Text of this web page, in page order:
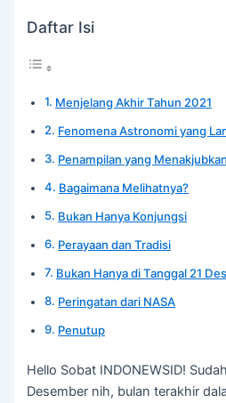
Daftar Isi
Menjelang Akhir Tahun 2021
Fenomena Astronomi yang
Penampilan yang Menakjubkan
Bagaimana Melihatnya?
Bukan Hanya Konjungsi
Perayaan dan Tradisi
Bukan Hanya di Tanggal 21
Peringatan dari NASA
Penutup
Hello Sobat INDONEWSID!
Desember nih, bulan terakhir